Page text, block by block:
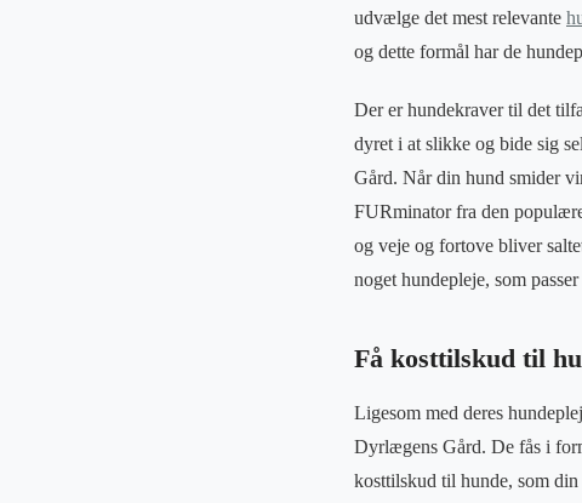
udvælge det mest relevante
og dette formål har de
Der er hundekraver til det
dyret i at slikke og bide sig
Gård. Når din hund smider
FURminator fra den
og veje og fortove bliver
noget hundepleje, som
Få kosttilskud til
Ligesom med deres
Dyrlægens Gård. De fås i
kosttilskud til hunde, som